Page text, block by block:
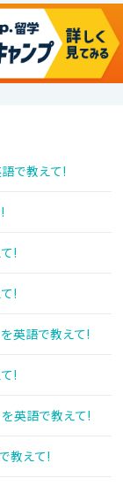
で教えて!
!
!
英語で教えて!
!
英語で教えて!
教えて!